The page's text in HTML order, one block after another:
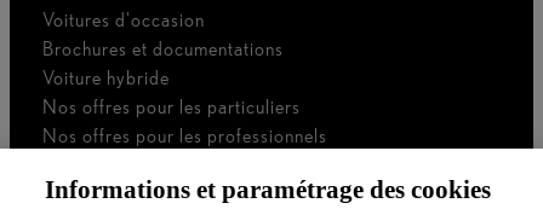
Voitures d'occasion
Brochures et documentations
Voiture hybride
Nos offres pour les particuliers
Nos offres pour les professionnels
Je suis indépendant
Informations et paramétrage des cookies